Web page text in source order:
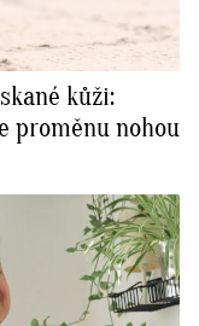
kůži:
proměnu nohou